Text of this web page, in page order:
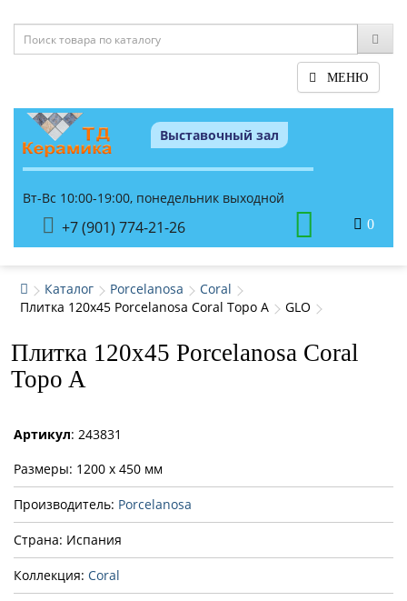
МЕНЮ
Выставочный зал
Вт-Вс 10:00-19:00, понедельник выходной
+7 (901) 774-21-26 0
Каталог Porcelanosa
Coral
Плитка 120x45 Porcelanosa Coral Topo A
GLO
Плитка 120x45 Porcelanosa Coral
Topo A
Артикул: 243831
Размеры: 1200 x 450 мм
Производитель: Porcelanosa
Страна: Испания
Коллекция: Coral